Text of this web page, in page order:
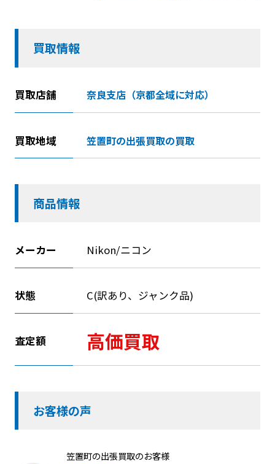
買取情報
買取店舗 奈良支店（京都全域に対応）
買取地域 笠置町の出張買取の買取
商品情報
メーカー Nikon/ニコン
状態 C(訳あり、ジャンク品)
査定額 高価買取
お客様の声
笠置町の出張買取のお客様